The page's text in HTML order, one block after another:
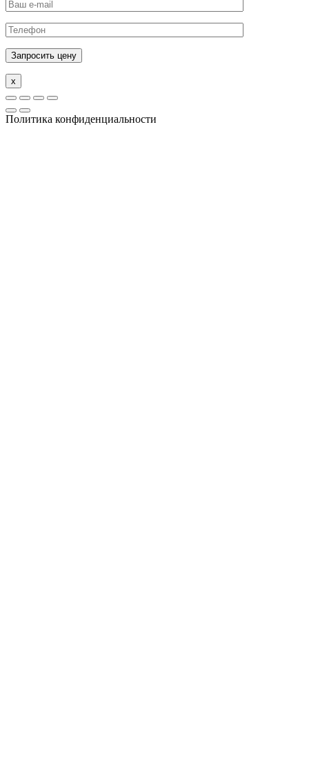
x
Политика конфиденциальности